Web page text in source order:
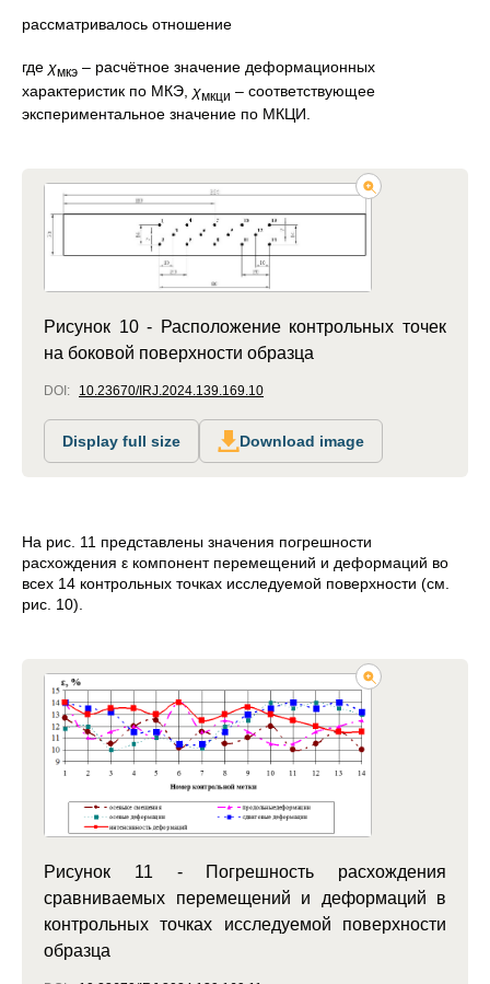
рассматривалось отношение
где χмкэ – расчётное значение деформационных
характеристик по МКЭ, χмкци – соответствующее
экспериментальное значение по МКЦИ.
Рисунок 10 - Расположение контрольных точек
на боковой поверхности образца
DOI: 10.23670/IRJ.2024.139.169.10
Display full size Download image
На рис. 11 представлены значения погрешности
расхождения ε компонент перемещений и деформаций во
всех 14 контрольных точках исследуемой поверхности (см.
рис. 10).
Рисунок 11 - Погрешность расхождения
сравниваемых перемещений и деформаций в
контрольных точках исследуемой поверхности
образца